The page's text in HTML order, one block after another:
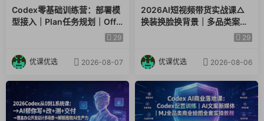
Codex零基础训练营：部署模
型接入｜Plan任务规划｜Offic
29
优课优选 2026-08-07
2026AI短视频带货实战课△
换装换脸换背景｜多品类案例
｜矩阵橱窗运营全套实操教学
29
优课优选 2026-08-06